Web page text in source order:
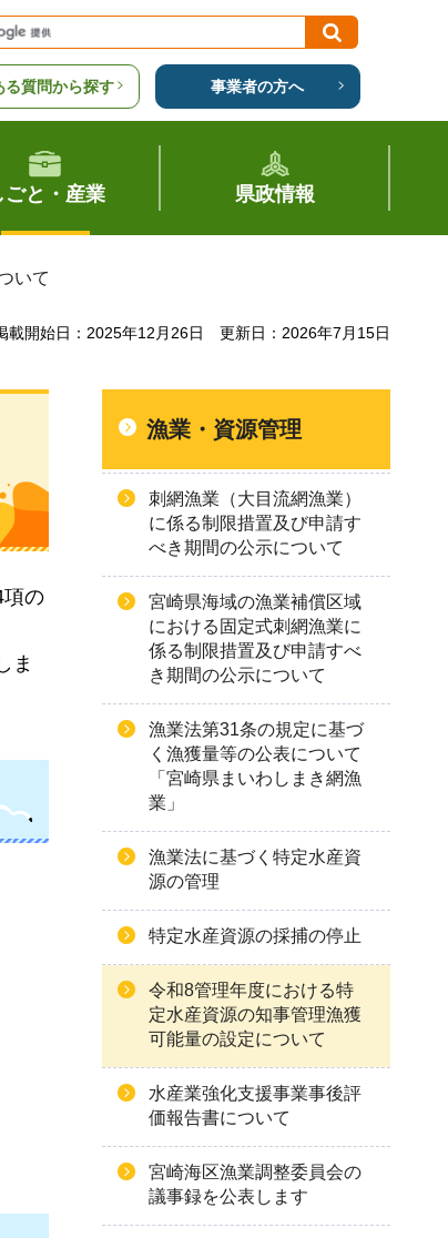
る質問から探す 事業者の方へ
ごと・産業 県政情報
いて
載開始日：2025年12月26日 更新日：2026年7月15日
項の
ま
漁業・資源管理
刺網漁業（大目流網漁業）
に係る制限措置及び申請す
べき期間の公示について
宮崎県海域の漁業補償区域
における固定式刺網漁業に
係る制限措置及び申請すべ
き期間の公示について
漁業法第31条の規定に基づ
く漁獲量等の公表について
「宮崎県まいわしまき網漁
業」
漁業法に基づく特定水産資
源の管理
特定水産資源の採捕の停止
令和8管理年度における特
定水産資源の知事管理漁獲
可能量の設定について
水産業強化支援事業事後評
価報告書について
宮崎海区漁業調整委員会の
議事録を公表します